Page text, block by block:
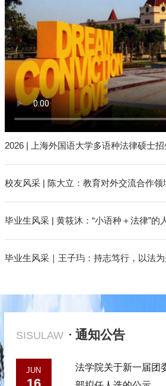
2026 | 上海外国语大学多语种法律硕士
校友风采 | 陈大立：教育对外交流合作领
毕业生风采 | 黄筱沐：“小语种＋法律”的
毕业生风采｜王子玙：持志笃行，以法
SISULAW · 通知公告
JUN
法学院关于新一届团